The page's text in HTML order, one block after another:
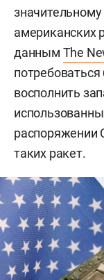
американских
данным The
восполнить
распоряжении
таких ракет.